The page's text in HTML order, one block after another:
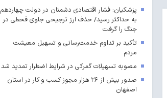
پزشکیان: فشار اقتصادی دشمنان در دولت چهاردهم
به حداکثر رسید/ حذف ارز ترجیحی جلوی قحطی در
جنگ را گرفت
تأکید بر تداوم خدمت‌رسانی و تسهیل معیشت
مردم
مصوبه تسهیلات گمرکی در شرایط اضطرار تمدید شد
صدور بیش از ۲۶ هزار مجوز کسب‌ و کار در استان
اصفهان